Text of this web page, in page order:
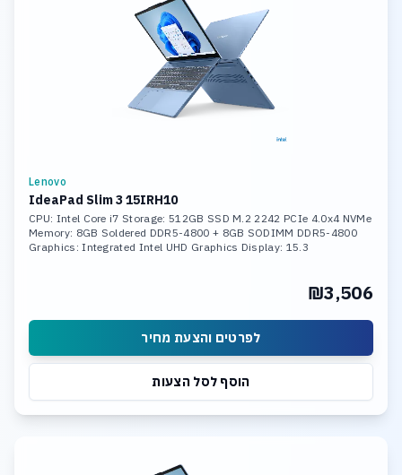
Lenovo
IdeaPad Slim 3 15IRH10
CPU: Intel Core i7 Storage: 512GB SSD M.2 2242 PCIe 4.0x4 NVMe
Memory: 8GB Soldered DDR5-4800 + 8GB SODIMM DDR5-4800
Graphics: Integrated Intel UHD Graphics Display: 15.3
₪3,506
לפרטים והצעת מחיר
הוסף לסל הצעות